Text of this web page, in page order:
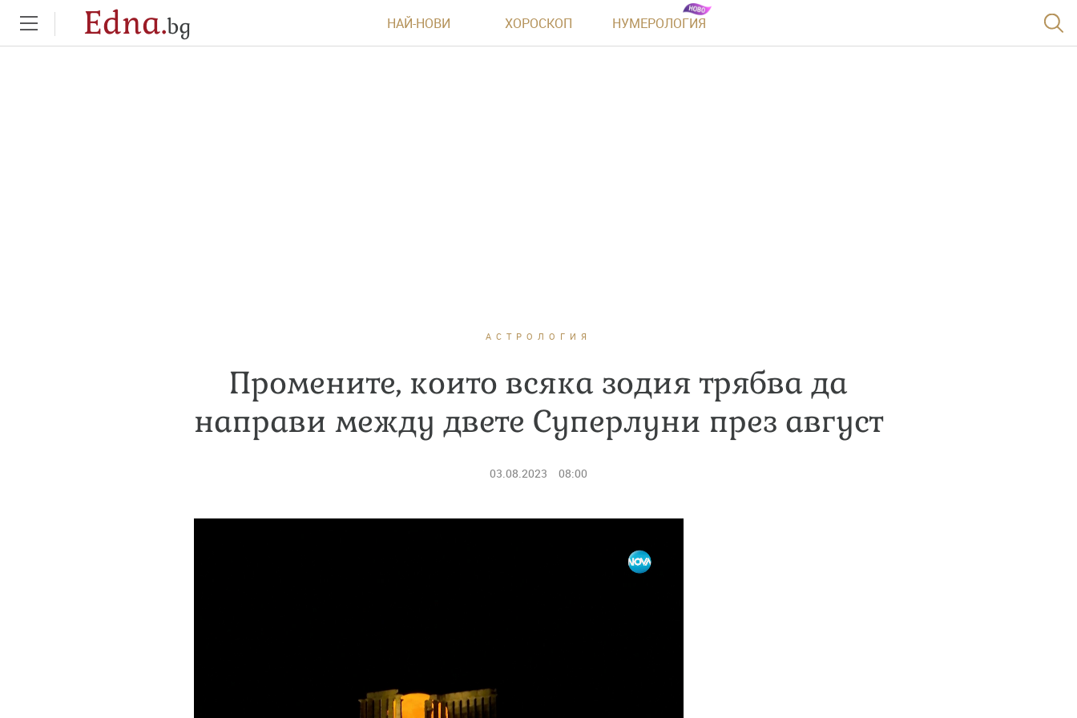
Edna.bg НАЙ-НОВИ ХОРОСКОП НУМЕРОЛОГИЯ
АСТРОЛОГИЯ
Промените, които всяка зодия трябва да
направи между двете Суперлуни през август
03.08.2023 08:00